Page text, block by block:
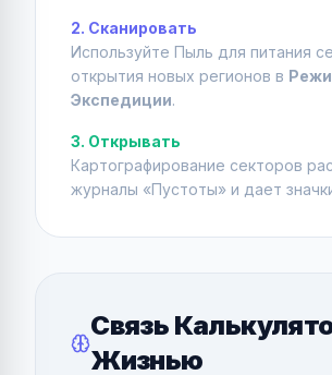
2. Сканировать
Используйте Пыль для питания
открытия новых регионов в
Экспедиции.
3. Открывать
Картографирование секторов
журналы «Пустоты» и дает
Связь
Жизнью